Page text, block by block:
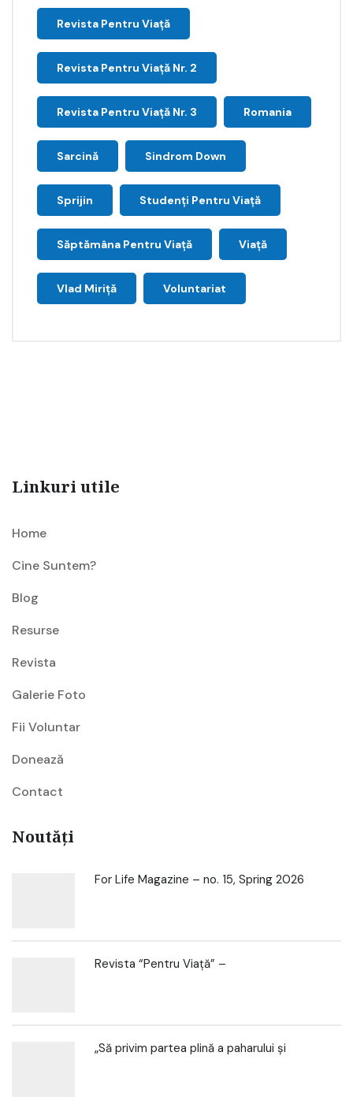
Revista Pentru Viață
Revista Pentru Viață Nr. 2
Revista Pentru Viață Nr. 3 Romania
Sarcină Sindrom Down
Sprijin Studenți Pentru Viață
Săptămâna Pentru Viaţă Viață
Vlad Miriță Voluntariat
Linkuri utile
Home
Cine Suntem?
Blog
Resurse
Revista
Galerie Foto
Fii Voluntar
Donează
Contact
Noutăți
For Life Magazine – no. 15, Spring 2026
Revista “Pentru Viață” –
„Să privim partea plină a paharului și